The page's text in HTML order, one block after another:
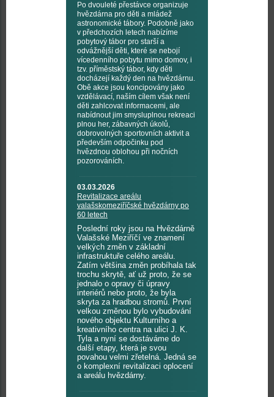
Po dvouleté přestávce organizuje
hvězdárna pro děti a mládež
astronomické tábory. Podobně jako
v předchozích letech nabízíme
pobytový tábor pro starší a
odvážnější děti, které se nebojí
vícedenního pobytu mimo domov, i
tzv. příměstský tábor, kdy děti
docházejí každý den na hvězdárnu.
Obě akce jsou koncipovány jako
vzdělávací, naším cílem však není
děti zahlcovat informacemi, ale
nabídnout jim smysluplnou rekreaci
plnou her, zábavných úkolů,
dobrovolných sportovních aktivit a
především odpočinku pod
hvězdnou oblohou při nočních
pozorováních.
03.03.2026
Revitalizace areálu
valašskomeziříčské hvězdárny po
60 letech
Poslední roky jsou na Hvězdárně
Valašské Meziříčí ve znamení
velkých změn v základní
infrastruktuře celého areálu.
Zatím většina změn probíhala tak
trochu skrytě, ať už proto, že se
jednalo o opravy či úpravy
interiérů nebo proto, že byla
skryta za hradbou stromů. První
velkou změnou bylo vybudování
nového objektu Kulturního a
kreativního centra na ulici J. K.
Tyla a nyní se dostáváme do
další etapy, která je svou
povahou velmi zřetelná. Jedná se
o komplexní revitalizaci oplocení
a areálu hvězdárny.